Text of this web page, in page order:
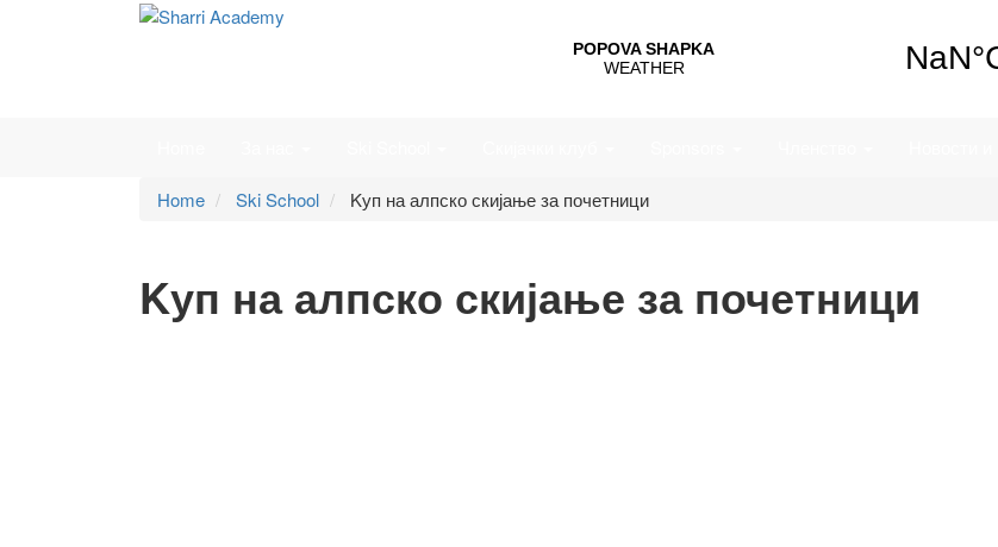
Home Ski School Kуп на алпско скијање за почетници
Kуп на алпско скијање за почетници